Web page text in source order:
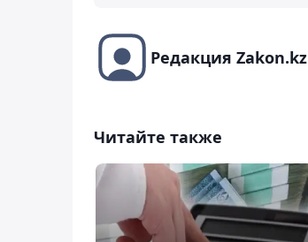
Редакция Zakon.kz
Читайте также